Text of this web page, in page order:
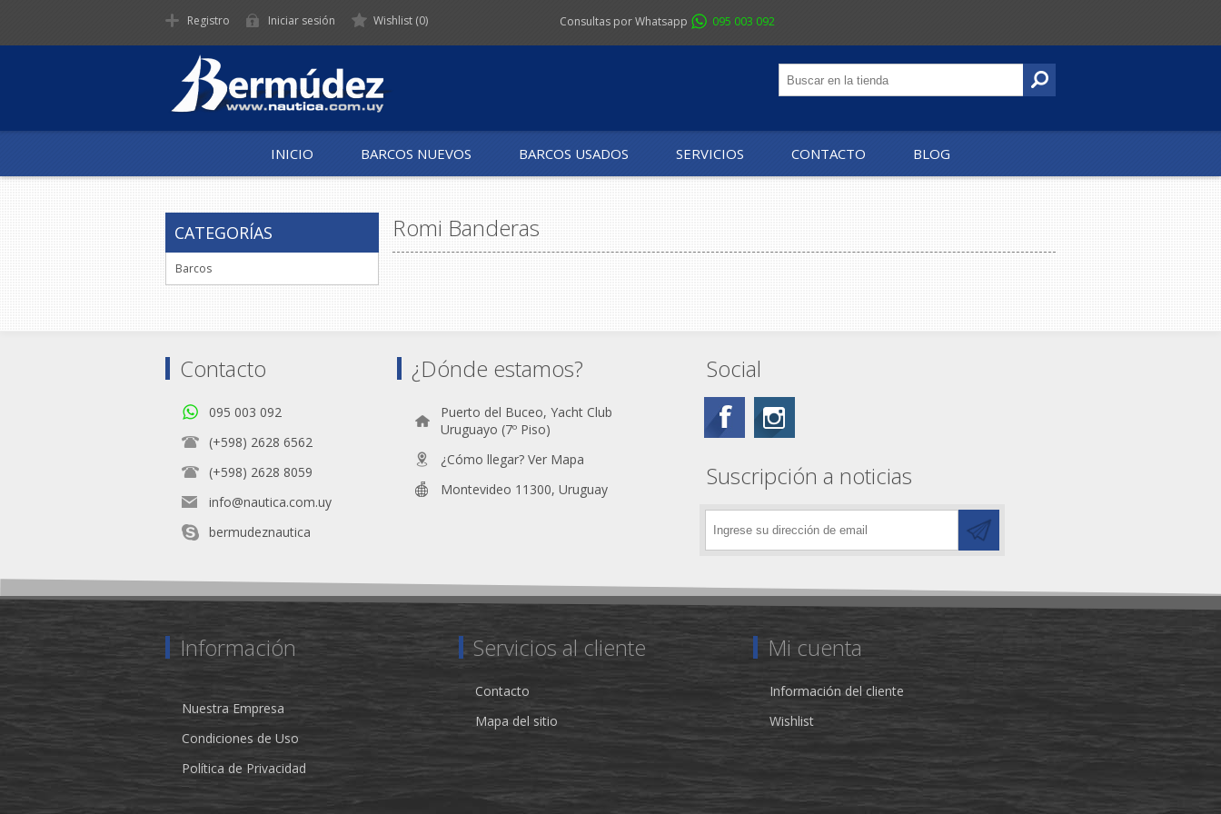
Registro Iniciar sesión Wishlist (0) Consultas por Whatsapp 095 003 092
INICIO BARCOS NUEVOS BARCOS USADOS SERVICIOS CONTACTO BLOG
Romi Banderas
CATEGORÍAS
Barcos
Contacto
095 003 092
(+598) 2628 6562
(+598) 2628 8059
info@nautica.com.uy
bermudeznautica
¿Dónde estamos?
Puerto del Buceo, Yacht Club
Uruguayo (7º Piso)
¿Cómo llegar? Ver Mapa
Montevideo 11300, Uruguay
Social
Suscripción a noticias
Información
Nuestra Empresa
Condiciones de Uso
Política de Privacidad
Servicios al cliente
Contacto
Mapa del sitio
Mi cuenta
Información del cliente
Wishlist